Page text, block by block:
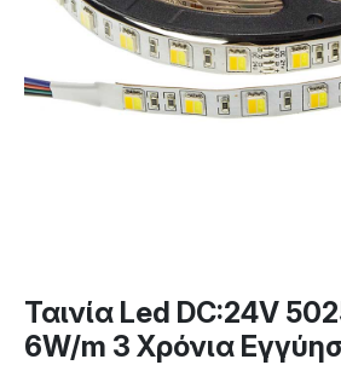
Ταινία Led DC:24V
6W/m 3 Χρόνια